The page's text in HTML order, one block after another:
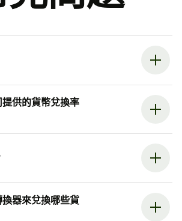
供的貨幣兌換率
器來兌換哪些貨